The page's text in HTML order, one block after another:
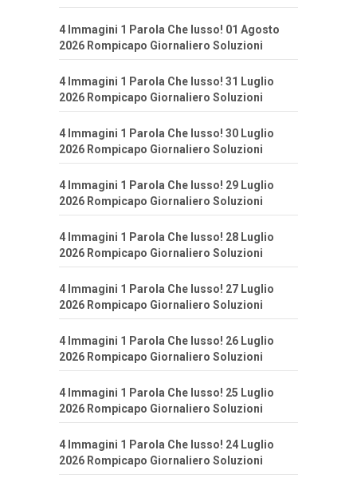
4 Immagini 1 Parola Che lusso! 01 Agosto
2026 Rompicapo Giornaliero Soluzioni
4 Immagini 1 Parola Che lusso! 31 Luglio
2026 Rompicapo Giornaliero Soluzioni
4 Immagini 1 Parola Che lusso! 30 Luglio
2026 Rompicapo Giornaliero Soluzioni
4 Immagini 1 Parola Che lusso! 29 Luglio
2026 Rompicapo Giornaliero Soluzioni
4 Immagini 1 Parola Che lusso! 28 Luglio
2026 Rompicapo Giornaliero Soluzioni
4 Immagini 1 Parola Che lusso! 27 Luglio
2026 Rompicapo Giornaliero Soluzioni
4 Immagini 1 Parola Che lusso! 26 Luglio
2026 Rompicapo Giornaliero Soluzioni
4 Immagini 1 Parola Che lusso! 25 Luglio
2026 Rompicapo Giornaliero Soluzioni
4 Immagini 1 Parola Che lusso! 24 Luglio
2026 Rompicapo Giornaliero Soluzioni